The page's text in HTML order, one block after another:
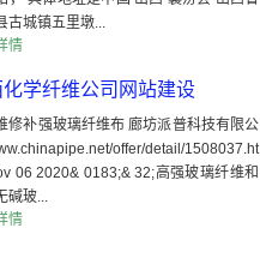
古城镇五里墩...
情
化学纤维公司网站建设
修补强玻璃纤维布 廊坊派普科技有限公
offer/detail/1508037.ht
06 2020& 0183;& 32;高强玻璃纤维和
碱玻...
情